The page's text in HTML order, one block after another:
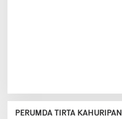
PERUMDA TIRTA KAHURIPAN